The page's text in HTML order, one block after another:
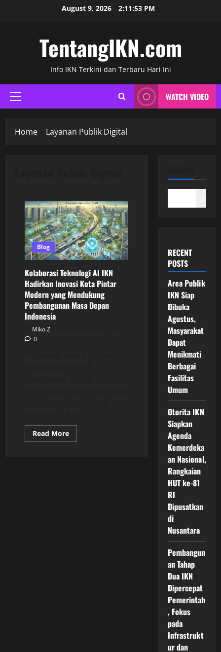
August 9, 2026 2:11:54 PM
TentangIKN.com
Info IKN Terkini dan Terbaru Hari Ini
Primary
Menu
WATCH VIDEO
Home Layanan Publik Digital
Blog
Kolaborasi Teknologi AI IKN
Hadirkan Inovasi Kota Pintar
Modern yang Mendukung
Pembangunan Masa Depan
Indonesia
Miko Z
0
Read MoreRead
more
RECENT
POSTS
Area Publik
IKN Siap
Dibuka
Agustus,
Masyarakat
Dapat
Menikmati
Berbagai
Fasilitas
Umum
Otorita IKN
Siapkan
Agenda
Kemerdeka
an Nasional,
Rangkaian
HUT ke-81
RI
Dipusatkan
di
Nusantara
Pembangun
an Tahap
Dua IKN
Dipercepat
Pemerintah
, Fokus
pada
Infrastrukt
ur dan